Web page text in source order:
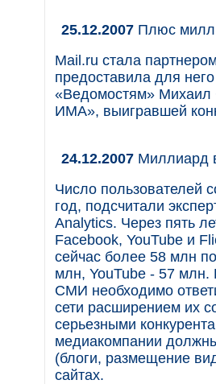
25.12.2007 Плюс
Mail.ru стала
предоставила для
«Ведомостям» Михаил
ИМА», выигравшей
24.12.2007 Миллиард
Число пользователей
год, подсчитали
Analytics. Через пять
Facebook, YouTube и
сейчас более 58 млн
млн, YouTube - 57
СМИ необходимо
сети расширением их
серьезными
медиакомпании
(блоги, размещение
сайтах.